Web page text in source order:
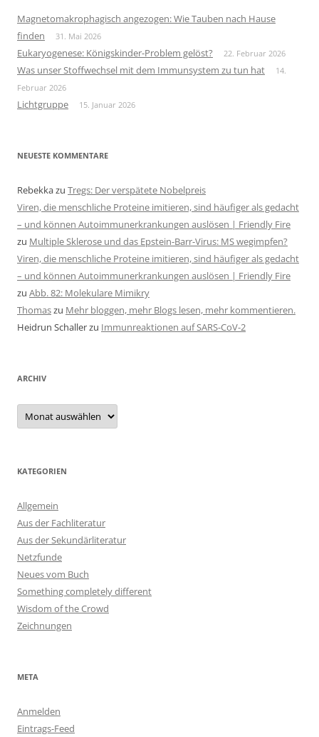
Magnetomakrophagisch angezogen: Wie Tauben nach Hause
finden
31. Mai 2026
Eukaryogenese: Königskinder-Problem gelöst? 22. Februar 2026
Was unser Stoffwechsel mit dem Immunsystem zu tun hat
14.
Februar 2026
Lichtgruppe 15. Januar 2026
NEUESTE KOMMENTARE
Rebekkazu Tregs: Der verspätete Nobelpreis
Viren, die menschliche Proteine imitieren, sind häufiger als gedacht
– und können Autoimmunerkrankungen auslösen | Friendly Fire
zu Multiple Sklerose und das Epstein-Barr-Virus: MS wegimpfen?
Viren, die menschliche Proteine imitieren, sind häufiger als gedacht
– und können Autoimmunerkrankungen auslösen | Friendly Fire
zu Abb. 82: Molekulare Mimikry
Thomaszu Mehr bloggen, mehr Blogs lesen, mehr kommentieren.
Heidrun Schallerzu Immunreaktionen auf SARS-CoV-2
ARCHIV
Archiv
KATEGORIEN
Allgemein
Aus der Fachliteratur
Aus der Sekundärliteratur
Netzfunde
Neues vom Buch
Something completely different
Wisdom of the Crowd
Zeichnungen
META
Anmelden
Eintrags-Feed